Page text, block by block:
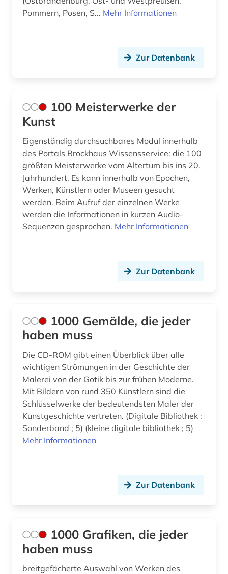
baukonstruktion (2)
bauwesen (2)
bauzeichnung (1)
bayerische staatsbibliothek (1)
bayern (4)
bekleidung (1)
belgische kultur (1)
berlin (13)
berlin-kreuzberg (1)
beschreibung (1)
bestandsaufbau (1)
beutekunst (2)
bibliografie (31)
biblioteca apostolica vaticana (1)
bibliothek (7)
Pommern, Posen, S... Mehr Informationen
Zur Datenbank
100 Meisterwerke der
Kunst
Eigenständig durchsuchbares Modul innerhalb
des Portals Brockhaus Wissensservice: die 100
größten Meisterwerke vom Altertum bis ins 20.
Jahrhundert. Es kann innerhalb von Epochen,
Werken, Künstlern oder Museen gesucht
werden. Beim Aufruf der einzelnen Werke
werden die Informationen in kurzen Audio-
Sequenzen gesprochen. Mehr Informationen
Zur Datenbank
1000 Gemälde, die jeder
haben muss
Die CD-ROM gibt einen Überblick über alle
wichtigen Strömungen in der Geschichte der
Malerei von der Gotik bis zur frühen Moderne.
Mit Bildern von rund 350 Künstlern sind die
Schlüsselwerke der bedeutendsten Maler der
Kunstgeschichte vertreten. (Digitale Bibliothek :
Sonderband ; 5) (kleine digitale bibliothek ; 5)
Mehr Informationen
Zur Datenbank
1000 Grafiken, die jeder
haben muss
breitgefächerte Auswahl von Werken des